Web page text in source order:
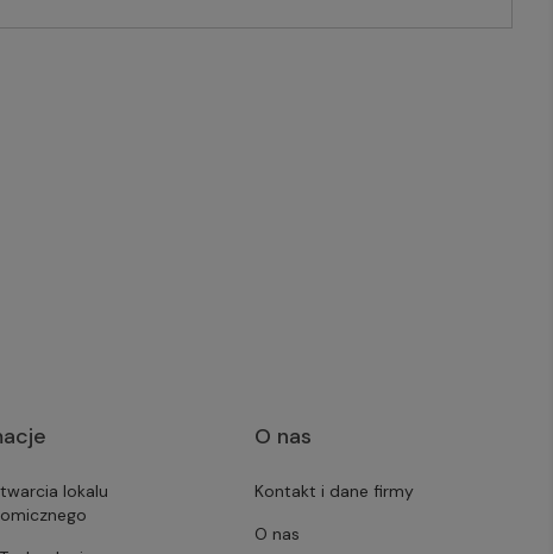
lokalu
O nas
Kontakt i dane firmy
O nas